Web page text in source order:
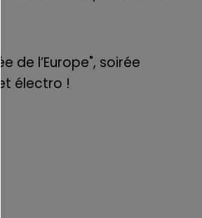
de l’Europe", soirée
électro !